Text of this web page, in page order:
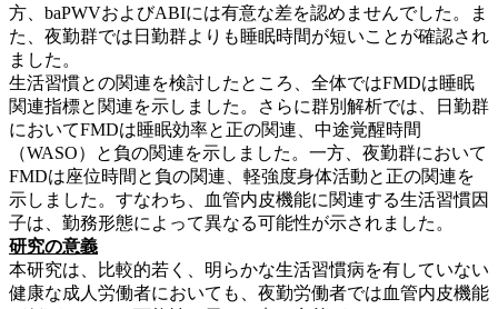
方、baPWVおよびABIには有意な差を認めませんでした。ま
た、夜勤群では日勤群よりも睡眠時間が短いことが確認され
ました。
生活習慣との関連を検討したところ、全体ではFMDは睡眠
関連指標と関連を示しました。さらに群別解析では、日勤群
においてFMDは睡眠効率と正の関連、中途覚醒時間
（WASO）と負の関連を示しました。一方、夜勤群において
FMDは座位時間と負の関連、軽強度身体活動と正の関連を
示しました。すなわち、血管内皮機能に関連する生活習慣因
子は、勤務形態によって異なる可能性が示されました。
研究の意義
本研究は、比較的若く、明らかな生活習慣病を有していない
健康な成人労働者においても、夜勤労働者では血管内皮機能